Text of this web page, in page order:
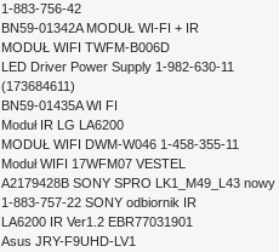
1-883-756-42
BN59-01342A MODUŁ WI-FI + IR
MODUŁ WIFI TWFM-B006D
LED Driver Power Supply 1-982-630-11
(173684611)
BN59-01435A WI FI
Moduł IR LG LA6200
MODUŁ WIFI DWM-W046 1-458-355-11
Moduł WIFI 17WFM07 VESTEL
A2179428B SONY SPRO LK1_M49_L43 nowy
1-883-757-22 SONY odbiornik IR
LA6200 IR Ver1.2 EBR77031901
Asus JRY-F9UHD-LV1